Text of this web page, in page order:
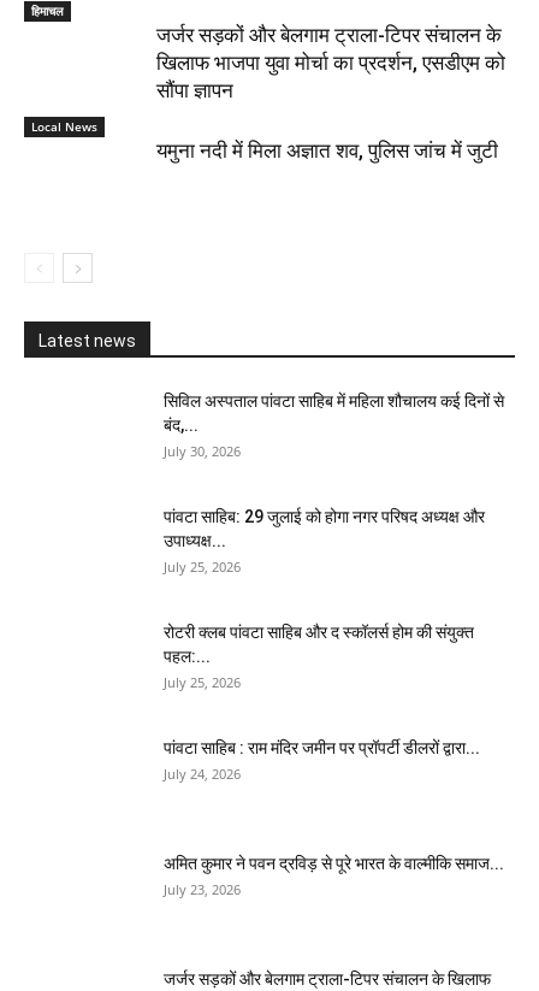
हिमाचल
जर्जर सड़कों और बेलगाम ट्राला-टिपर संचालन के
खिलाफ भाजपा युवा मोर्चा का प्रदर्शन, एसडीएम को
सौंपा ज्ञापन
Local News
यमुना नदी में मिला अज्ञात शव, पुलिस जांच में जुटी
Latest news
सिविल अस्पताल पांवटा साहिब में महिला शौचालय कई दिनों से
बंद,...
July 30, 2026
पांवटा साहिब: 29 जुलाई को होगा नगर परिषद अध्यक्ष और
उपाध्यक्ष...
July 25, 2026
​रोटरी क्लब पांवटा साहिब और द स्कॉलर्स होम की संयुक्त
पहल:...
July 25, 2026
पांवटा साहिब : राम मंदिर जमीन पर प्रॉपर्टी डीलरों द्वारा...
July 24, 2026
अमित कुमार ने पवन द्रविड़ से पूरे भारत के वाल्मीकि समाज...
July 23, 2026
जर्जर सड़कों और बेलगाम ट्राला-टिपर संचालन के खिलाफ